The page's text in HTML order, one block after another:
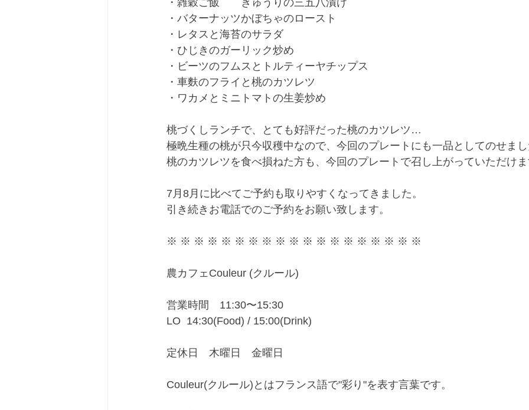
・雑穀ご飯　　きゅうりの三五八漬け
・バターナッツかぼちゃのロースト
・レタスと海苔のサラダ
・ひじきのガーリック炒め
・ビーツのフムスとトルティーヤチップス
・車麩のフライと桃のカツレツ
・ワカメとミニトマトの生姜炒め
桃づくしランチで、とても好評だった桃のカツレツ…
極晩生種の桃が只今収穫中なので、今回のプレートにも一品としてのせまし
桃のカツレツを食べ損ねた方も、今回のプレートで召し上がっていただけま
7月8月に比べてご予約も取りやすくなってきました。
引き続きお電話でのご予約をお願い致します。
※ ※ ※ ※ ※ ※ ※ ※ ※ ※ ※ ※ ※ ※ ※ ※ ※ ※ ※
農カフェCouleur (クルール)
営業時間　11:30〜15:30
LO  14:30(Food) / 15:00(Drink)
定休日　木曜日　金曜日
Couleur(クルール)とはフランス語で"彩り"を表す言葉です。